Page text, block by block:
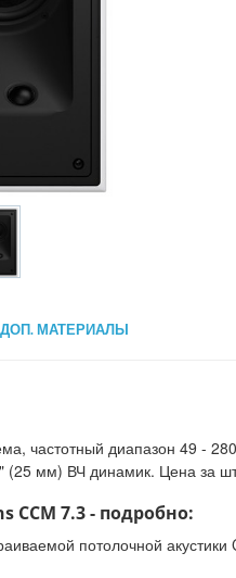
ДОП. МАТЕРИАЛЫ
частотный диапазон 49 -
(25 мм) ВЧ динамик. Цена за
CCM 7.3 - подробно:
потолочной